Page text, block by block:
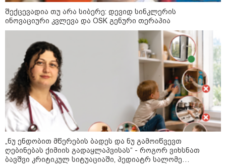
23:15 / 07-08-2026
ამოუცნობი ანომალიური
მოვლენები - ტრამპის
ადმინისტრაციამ “UFO”- ს
ფაილების მორიგი პაკეტი
გამოაქვეყნა
22:30 / 07-08-2026
ინტერნეტში ამაღელვებელი
კადრები ვრცელდება - როგორ
გადაარჩინა 56 წლის კაცმა
ბავშვები აბობოქრებულ ზღვაში
დახრჩობას
შექცევადია თუ არა სიბერე: დევიდ სინკლერის
ინოვაციური კვლევა და OSK გენური თერაპია
„ნუ ენდობით მწერების ბადეს და ნუ გამოიწვევთ
ღებინებას ქიმიის გადაყლაპვისას“ - როგორ ვიხსნათ
ბავშვი კრიტიკულ სიტუაციაში, პედიატრ სალომე